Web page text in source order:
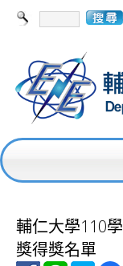
輔仁大學110
獎得獎名單